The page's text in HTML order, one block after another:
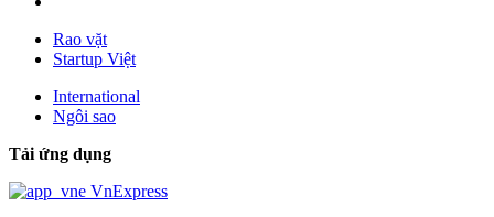
Rao vặt
Startup Việt
International
Ngôi sao
Tải ứng dụng
VnExpress